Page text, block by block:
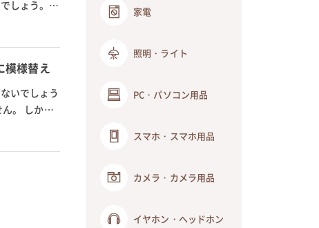
しょう。
模様替え
いでしょう
。 しか
家電
照明・ライト
PC・パソコン用品
スマホ・スマホ用品
カメラ・カメラ用品
イヤホン・ヘッドホン